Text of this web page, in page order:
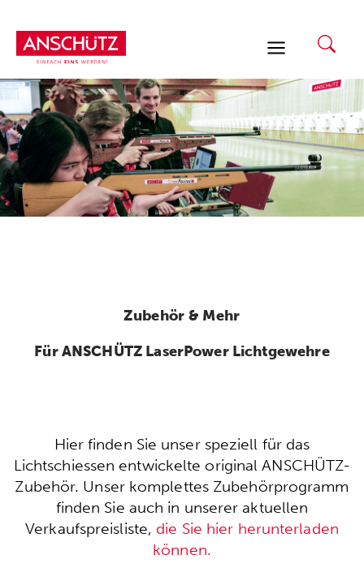
Inhalt
springen
Zubehör & Mehr
Für ANSCHÜTZ LaserPower Lichtgewehre
Hier finden Sie unser speziell für das
Lichtschiessen entwickelte original ANSCHÜTZ-
Zubehör. Unser komplettes Zubehörprogramm
finden Sie auch in unserer aktuellen
Verkaufspreisliste, die Sie hier herunterladen
können.